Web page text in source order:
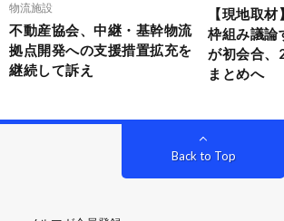
物流施設
不動産協会、中継・基幹物流
拠点開発への支援措置拡充を
継続して訴え
【現地取
枠組み議論
が初会合、
まとめへ
Back to Top